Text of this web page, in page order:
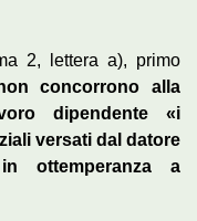
2, lettera a), primo
concorrono alla
dipendente «i
versati dal datore
ottemperanza a